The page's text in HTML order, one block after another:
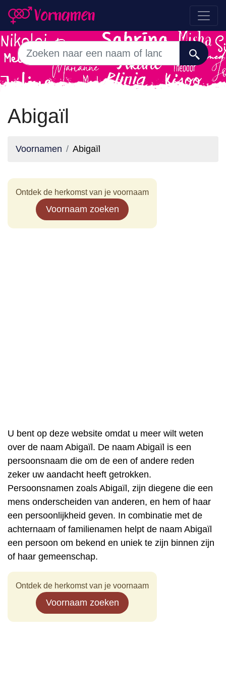
Abigaïl
Voornamen Abigaïl
Ontdek de herkomst van je voornaam
Voornaam zoeken
U bent op deze website omdat u meer wilt weten
over de naam Abigaïl. De naam Abigaïl is een
persoonsnaam die om de een of andere reden
zeker uw aandacht heeft getrokken.
Persoonsnamen zoals Abigaïl, zijn diegene die een
mens onderscheiden van anderen, en hem of haar
een persoonlijkheid geven. In combinatie met de
achternaam of familienamen helpt de naam Abigaïl
een persoon om bekend en uniek te zijn binnen zijn
of haar gemeenschap.
Ontdek de herkomst van je voornaam
Voornaam zoeken